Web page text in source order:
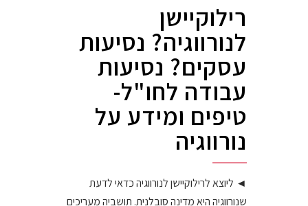
רילוקיישן
לנורווגיה? נסיעות
עסקים? נסיעות
עבודה לחו"ל-
טיפים ומידע על
נורווגיה
◄ ליוצא לרילוקיישן לנורווגיה כדאי לדעת
שנורווגיה היא מדינה סובלנית. תושביה מעריכים